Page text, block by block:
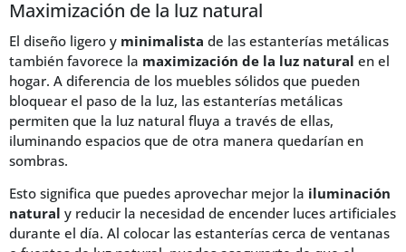
Maximización de la luz natural
El diseño ligero y minimalista de las estanterías metálicas
también favorece la maximización de la luz natural en el
hogar. A diferencia de los muebles sólidos que pueden
bloquear el paso de la luz, las estanterías metálicas
permiten que la luz natural fluya a través de ellas,
iluminando espacios que de otra manera quedarían en
sombras.
Esto significa que puedes aprovechar mejor la iluminación
natural y reducir la necesidad de encender luces artificiales
durante el día. Al colocar las estanterías cerca de ventanas